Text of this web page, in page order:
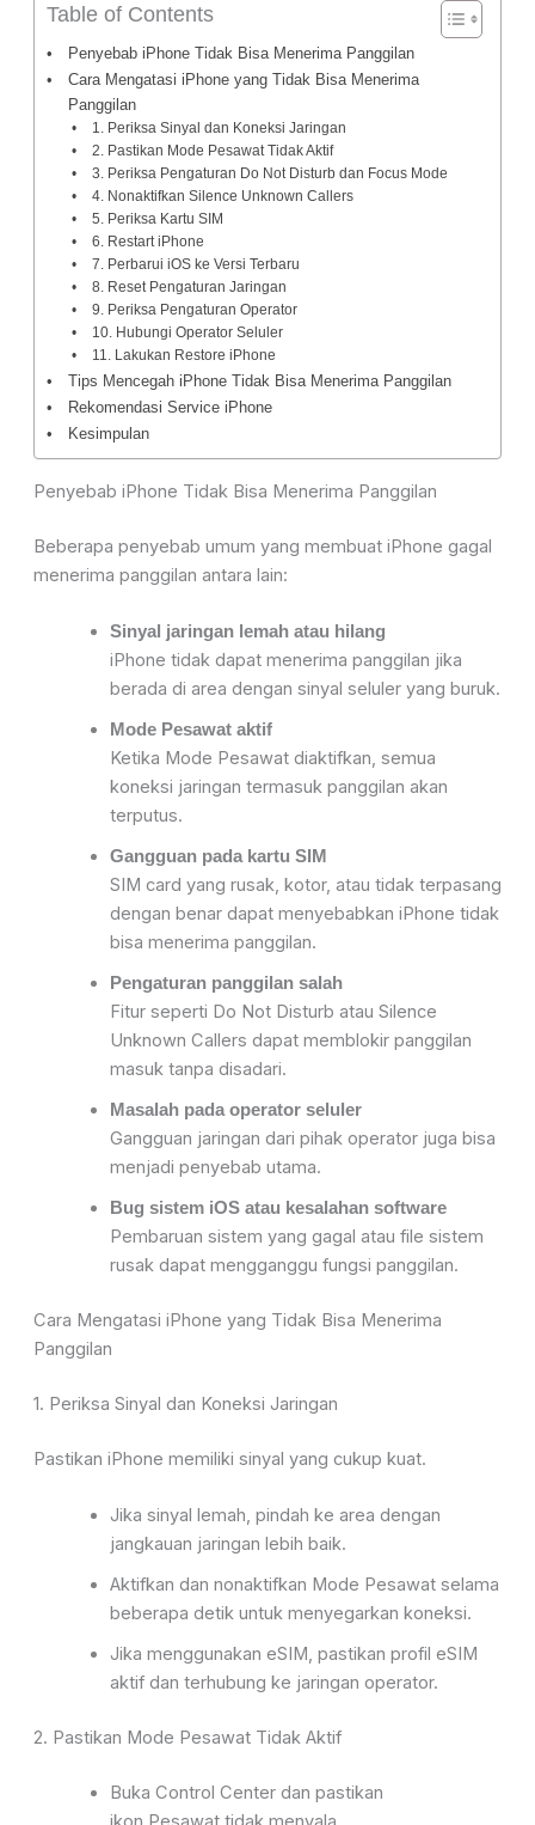
Table of Contents
Penyebab iPhone Tidak Bisa Menerima Panggilan
Cara Mengatasi iPhone yang Tidak Bisa Menerima
Panggilan
1. Periksa Sinyal dan Koneksi Jaringan
2. Pastikan Mode Pesawat Tidak Aktif
3. Periksa Pengaturan Do Not Disturb dan Focus Mode
4. Nonaktifkan Silence Unknown Callers
5. Periksa Kartu SIM
6. Restart iPhone
7. Perbarui iOS ke Versi Terbaru
8. Reset Pengaturan Jaringan
9. Periksa Pengaturan Operator
10. Hubungi Operator Seluler
11. Lakukan Restore iPhone
Tips Mencegah iPhone Tidak Bisa Menerima Panggilan
Rekomendasi Service iPhone
Kesimpulan
Penyebab iPhone Tidak Bisa Menerima Panggilan
Beberapa penyebab umum yang membuat iPhone gagal
menerima panggilan antara lain:
Sinyal jaringan lemah atau hilang
iPhone tidak dapat menerima panggilan jika
berada di area dengan sinyal seluler yang buruk.
Mode Pesawat aktif
Ketika Mode Pesawatdiaktifkan, semua
koneksi jaringan termasuk panggilan akan
terputus.
Gangguan pada kartu SIM
SIM card yang rusak, kotor, atau tidak terpasang
dengan benar dapat menyebabkan iPhone tidak
bisa menerima panggilan.
Pengaturan panggilan salah
Fitur seperti Do Not Disturb atau Silence
Unknown Callers dapat memblokir panggilan
masuk tanpa disadari.
Masalah pada operator seluler
Gangguan jaringan dari pihak operator juga bisa
menjadi penyebab utama.
Bug sistem iOS atau kesalahan software
Pembaruan sistem yang gagal atau file sistem
rusak dapat mengganggu fungsi panggilan.
Cara Mengatasi iPhone yang Tidak Bisa Menerima
Panggilan
1. Periksa Sinyal dan Koneksi Jaringan
Pastikan iPhone memiliki sinyal yang cukup kuat.
Jika sinyal lemah, pindah ke area dengan
jangkauan jaringan lebih baik.
Aktifkan dan nonaktifkan Mode Pesawatselama
beberapa detik untuk menyegarkan koneksi.
Jika menggunakan eSIM, pastikan profil eSIM
aktif dan terhubung ke jaringan operator.
2. Pastikan Mode Pesawat Tidak Aktif
Buka Control Centerdan pastikan